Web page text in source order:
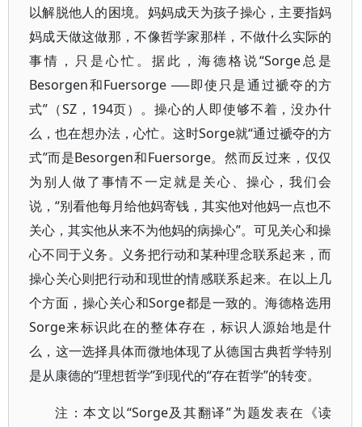
以解脱他人的困境。妈妈成天为孩子操心，主要指妈
妈成天做这做那，不像哲学家那样，不做什么实际的
事情，只是心忙。据此，海德格说“Sorge总是
Besorgen和Fuersorge ──即使只是通过褫夺的方
式”（SZ，194页）。操心的人即使够不着，没办什
么，也在想办法，心忙。这时Sorge就“通过褫夺的方
式”而是Besorgen和Fuersorge。然而反过来，仅仅
为别人做了事情不一定就是关心、操心，我们会
说，“别看他每月给他妈寄钱，其实他对他妈一点也不
关心，其实他从来不为他妈的病操心”。可见关心和操
心不同于义务。义务把行动和某种理念联系起来，而
操心关心则把行动和现世的情感联系起来。在以上几
个方面，操心关心和Sorge都是一致的。海德格选用
Sorge来标识此在的整体存在，标识人源始地是什
么，这一选择具体而微地体现了从德国古典哲学特别
是从康德的“理想哲学”到现代的“存在哲学”的转变。
注：本文以“Sorge及其翻译”为题发表在《读